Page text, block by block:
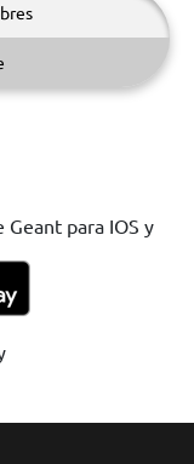
Geant para IOS y